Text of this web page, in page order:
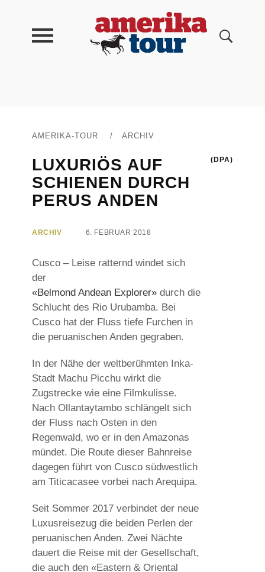
AMERIKA-TOUR / ARCHIV
LUXURIÖS AUF
SCHIENEN DURCH
PERUS ANDEN
(DPA)
ARCHIV 6. FEBRUAR 2018
Cusco – Leise ratternd windet sich
der
«Belmond Andean Explorer» durch die
Schlucht des Rio Urubamba. Bei
Cusco hat der Fluss tiefe Furchen in
die peruanischen Anden gegraben.
In der Nähe der weltberühmten Inka-
Stadt Machu Picchu wirkt die
Zugstrecke wie eine Filmkulisse.
Nach Ollantaytambo schlängelt sich
der Fluss nach Osten in den
Regenwald, wo er in den Amazonas
mündet. Die Route dieser Bahnreise
dagegen führt von Cusco südwestlich
am Titicacasee vorbei nach Arequipa.
Seit Sommer 2017 verbindet der neue
Luxusreisezug die beiden Perlen der
peruanischen Anden. Zwei Nächte
dauert die Reise mit der Gesellschaft,
die auch den «Eastern & Oriental